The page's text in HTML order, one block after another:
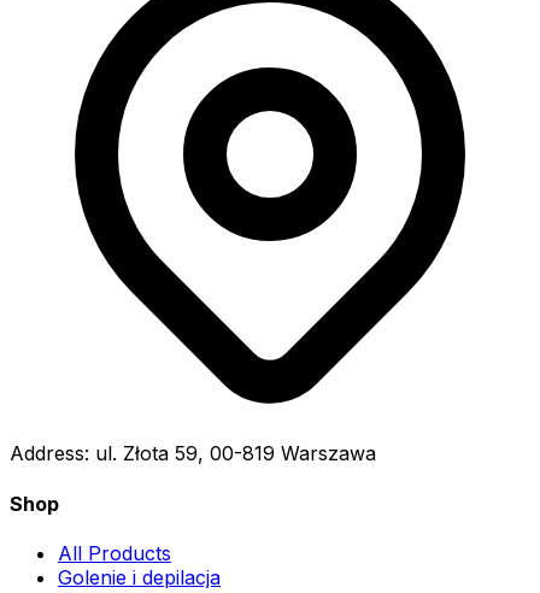
Address: ul. Złota 59, 00-819 Warszawa
Shop
All Products
Golenie i depilacja